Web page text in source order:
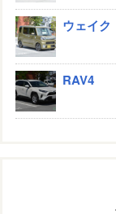
ウェイク
RAV4